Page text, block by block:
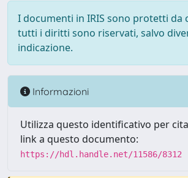
I documenti in IRIS sono protetti da
tutti i diritti sono riservati, salvo
indicazione.
Informazioni
Utilizza questo identificativo per
link a questo documento:
https://hdl.handle.net/11586/8312